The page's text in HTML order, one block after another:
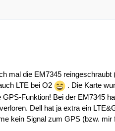
mal die EM7345
LTE bei O2
. Die Karte
Funktion! Bei der EM7345
Dell hat ja extra ein
kein Signal zum GPS (bzw. mir